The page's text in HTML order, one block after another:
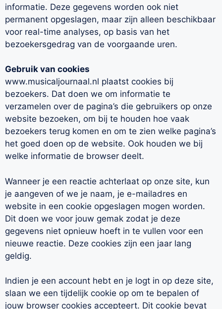
informatie. Deze gegevens worden ook niet
permanent opgeslagen, maar zijn alleen beschikbaar
voor real-time analyses, op basis van het
bezoekersgedrag van de voorgaande uren.
Gebruik van cookies
www.musicaljournaal.nl plaatst cookies bij
bezoekers. Dat doen we om informatie te
verzamelen over de pagina’s die gebruikers op onze
website bezoeken, om bij te houden hoe vaak
bezoekers terug komen en om te zien welke pagina’s
het goed doen op de website. Ook houden we bij
welke informatie de browser deelt.
Wanneer je een reactie achterlaat op onze site, kun
je aangeven of we je naam, je e-mailadres en
website in een cookie opgeslagen mogen worden.
Dit doen we voor jouw gemak zodat je deze
gegevens niet opnieuw hoeft in te vullen voor een
nieuwe reactie. Deze cookies zijn een jaar lang
geldig.
Indien je een account hebt en je logt in op deze site,
slaan we een tijdelijk cookie op om te bepalen of
jouw browser cookies accepteert. Dit cookie bevat